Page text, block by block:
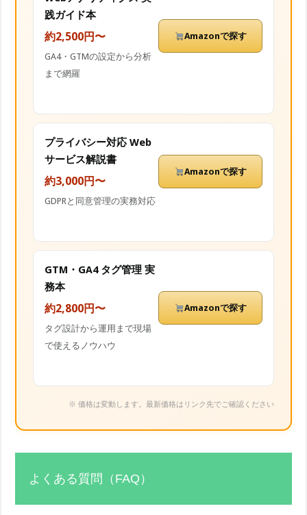
践ガイド本
約2,500円〜
GA4・GTMの設定から分析
まで網羅
Amazonで探す
プライバシー対応 Web
サービス解説書
約3,000円〜
GDPRと同意管理の実務対応
Amazonで探す
GTM・GA4 タグ管理 実
務本
約2,800円〜
タグ設計から運用まで現場
で使えるノウハウ
Amazonで探す
※ 価格は変動します。最新価格はリンク先でご確認ください
よくある質問（FAQ）